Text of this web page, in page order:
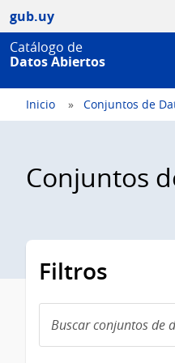
gub.uy
Catálogo de
Datos Abiertos
Inicio Conjuntos de
Conjuntos
Filtros
conjuntos
de